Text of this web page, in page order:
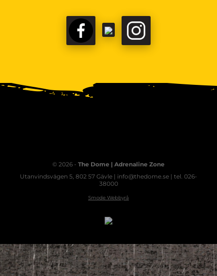
© 2026 - The Dome | Adrenaline Zone
Utanvindsvägen 5, 802 57 Gävle | info@thedome.se | tel. 026-
38000
Smode Webbyrå